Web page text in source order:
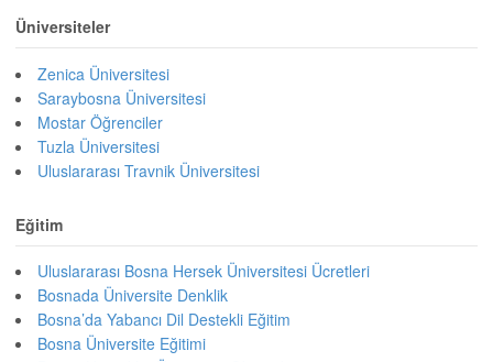
Üniversiteler
Zenica Üniversitesi
Saraybosna Üniversitesi
Mostar Öğrenciler
Tuzla Üniversitesi
Uluslararası Travnik Üniversitesi
Eğitim
Uluslararası Bosna Hersek Üniversitesi Ücretleri
Bosnada Üniversite Denklik
Bosna’da Yabancı Dil Destekli Eğitim
Bosna Üniversite Eğitimi